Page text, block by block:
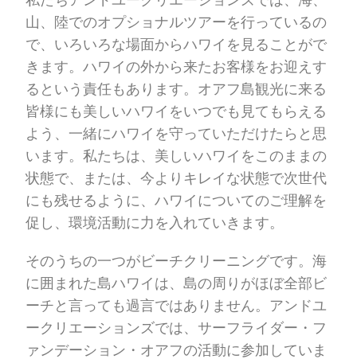
山、陸でのオプショナルツアーを行っているの
で、いろいろな場面からハワイを見ることがで
きます。ハワイの外から来たお客様をお迎えす
るという責任もあります。オアフ島観光に来る
皆様にも美しいハワイをいつでも見てもらえる
よう、一緒にハワイを守っていただけたらと思
います。私たちは、美しいハワイをこのままの
状態で、または、今よりキレイな状態で次世代
にも残せるように、ハワイについてのご理解を
促し、環境活動に力を入れていきます。
そのうちの一つがビーチクリーニングです。海
に囲まれた島ハワイは、島の周りがほぼ全部ビ
ーチと言っても過言ではありません。アンドユ
ークリエーションズでは、サーフライダー・フ
ァンデーション・オアフの活動に参加していま